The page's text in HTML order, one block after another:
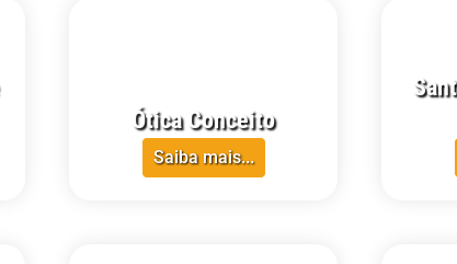
Ótica Conceito
Saiba mais...